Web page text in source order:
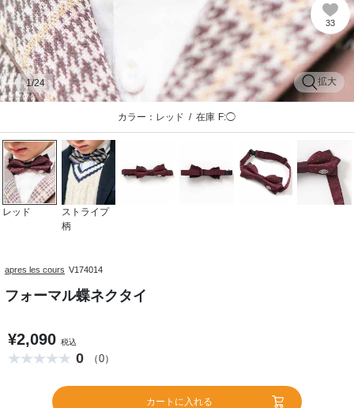
33
拡大
1/24
カラー：レッド / 在庫 F:◯
レッド
ストライプ
柄
apres les cours V174014
フォーマル蝶ネクタイ
¥2,090 税込
0 （0）
カートに入れる